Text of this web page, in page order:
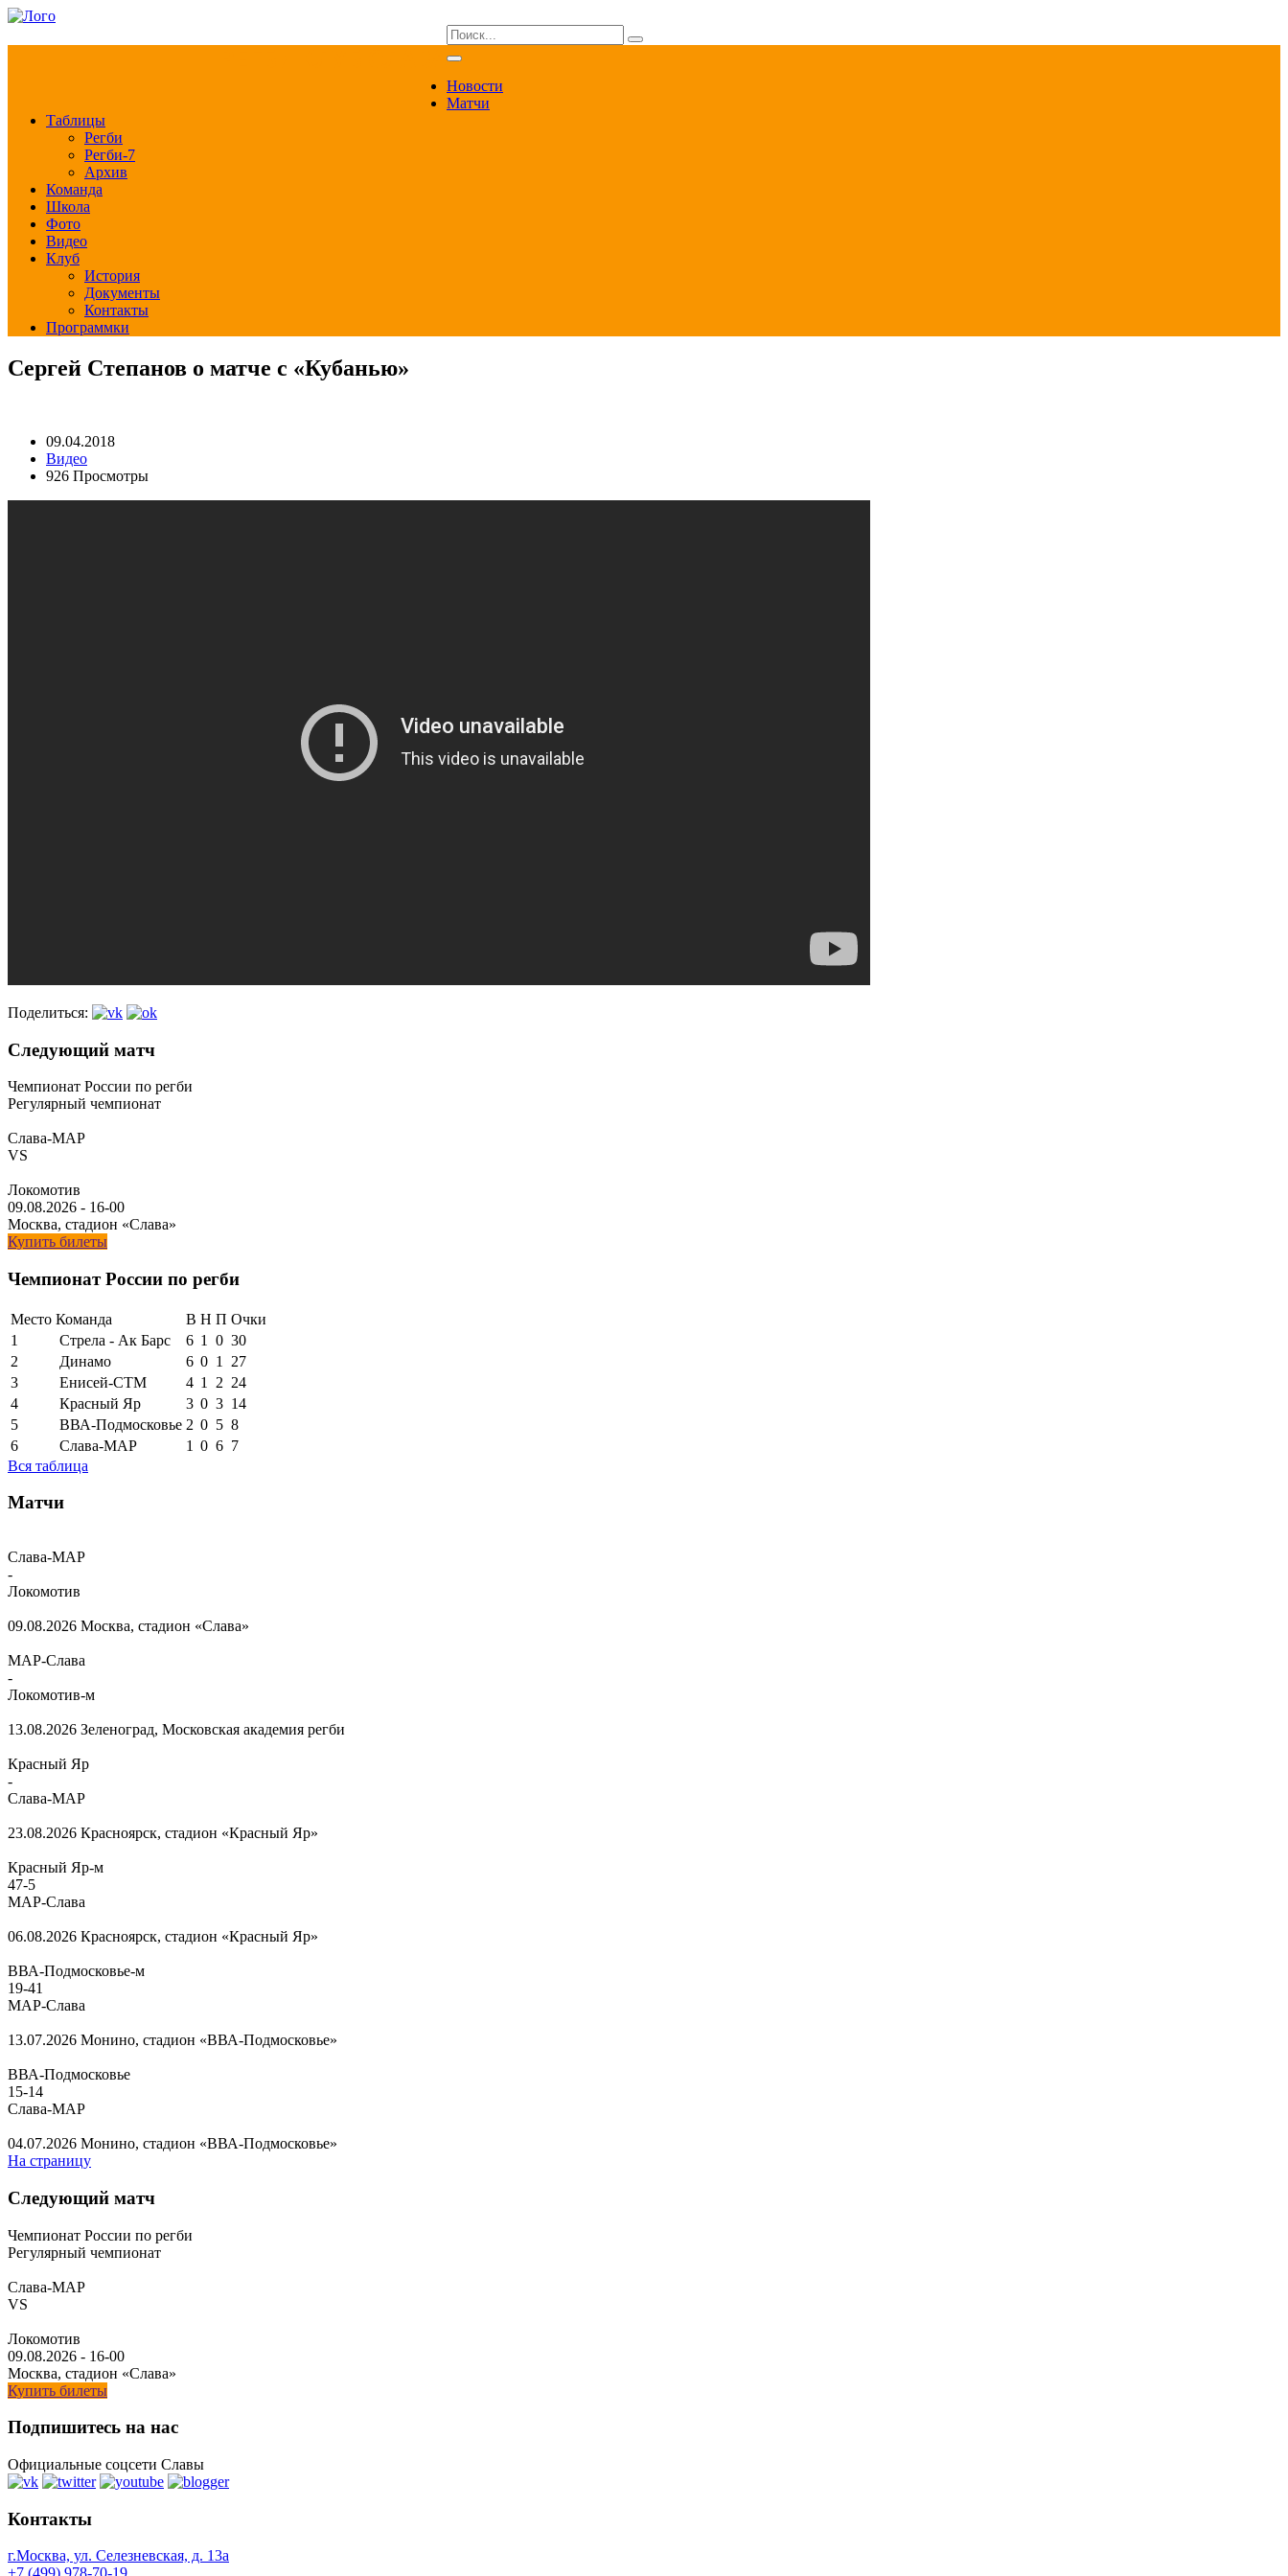
Новости
Матчи
Таблицы
Регби
Регби-7
Архив
Команда
Школа
Фото
Видео
Клуб
История
Документы
Контакты
Программки
Сергей Степанов о матче с «Кубанью»
09.04.2018
Видео
926 Просмотры
Поделиться:
Следующий матч
Чемпионат России по регби
Регулярный чемпионат
Слава-МАР
VS
Локомотив
09.08.2026 - 16-00
Москва, стадион «Слава»
Купить билеты
Чемпионат России по регби
Место Команда В Н П Очки
1
Стрела - Ак Барс 6 1 0 30
2
Динамо 6 0 1
27
3
Енисей-СТМ 4 1 2 24
4
Красный Яр 3 0 3 14
5
ВВА-Подмосковье 2 0 5 8
6
Слава-МАР 1 0 6 7
Вся таблица
Матчи
Слава-МАР
-
Локомотив
09.08.2026 Москва, стадион «Слава»
МАР-Слава
-
Локомотив-м
13.08.2026 Зеленоград, Московская академия регби
Красный Яр
-
Слава-МАР
23.08.2026 Красноярск, стадион «Красный Яр»
Красный Яр-м
47-5
МАР-Слава
06.08.2026 Красноярск, стадион «Красный Яр»
ВВА-Подмосковье-м
19-41
МАР-Слава
13.07.2026 Монино, стадион «ВВА-Подмосковье»
ВВА-Подмосковье
15-14
Слава-МАР
04.07.2026 Монино, стадион «ВВА-Подмосковье»
На страницу
Следующий матч
Чемпионат России по регби
Регулярный чемпионат
Слава-МАР
VS
Локомотив
09.08.2026 - 16-00
Москва, стадион «Слава»
Купить билеты
Подпишитесь на нас
Официальные соцсети Славы
Контакты
г.Москва, ул. Селезневская, д. 13a